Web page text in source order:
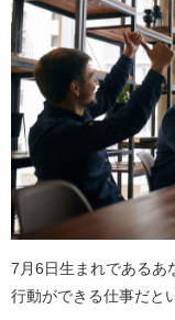
7月6日生まれであるあ
行動ができる仕事だと